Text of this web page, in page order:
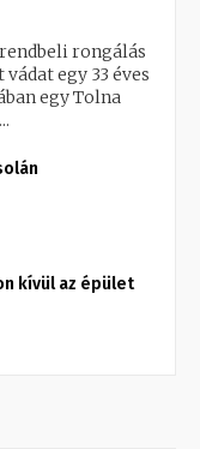
rongálás
egy 33 éves
egy Tolna
kívül az épület